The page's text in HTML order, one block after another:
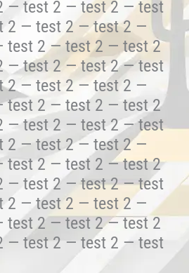
— test 2 — test 2 — test
2 — test 2 — test 2 —
test 2 — test 2 — test 2
— test 2 — test 2 — test
2 — test 2 — test 2 —
test 2 — test 2 — test 2
— test 2 — test 2 — test
2 — test 2 — test 2 —
test 2 — test 2 — test 2
— test 2 — test 2 — test
2 — test 2 — test 2 —
test 2 — test 2 — test 2
— test 2 — test 2 — test